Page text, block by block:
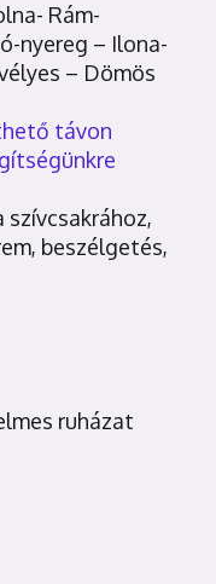
Rám-
nyereg – Ilona-
– Dömös
távon
beszélgetés,
ruházat